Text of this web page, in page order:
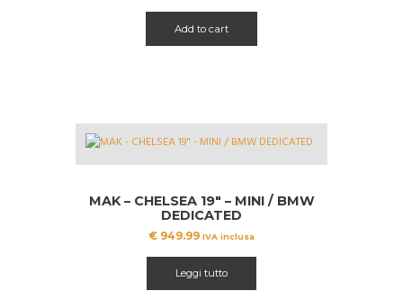
Add to cart
MAK – CHELSEA 19″ – MINI / BMW
DEDICATED
€ 949.99 IVA inclusa
Leggi tutto